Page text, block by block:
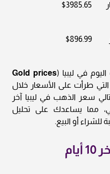
$3985.65
$896.99
في ليبيا (Gold prices
التي طرأت على الأسعار خلال
سعر الذهب في ليبيا آخر
مما يساعدك على تحليل
للشراء أو البيع.